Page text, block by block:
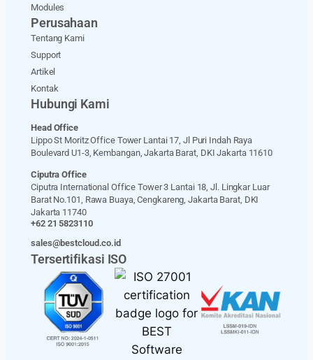
Modules
Perusahaan
Tentang Kami
Support
Artikel
Kontak
Hubungi Kami
Head Office
Lippo St Moritz Office Tower Lantai 17, Jl Puri Indah Raya
Boulevard U1-3, Kembangan, Jakarta Barat, DKI Jakarta 11610
Ciputra Office
Ciputra International Office Tower 3 Lantai 18, Jl. Lingkar Luar
Barat No.101, Rawa Buaya, Cengkareng, Jakarta Barat, DKI
Jakarta 11740
+62 21 5823110
sales@bestcloud.co.id
Tersertifikasi ISO